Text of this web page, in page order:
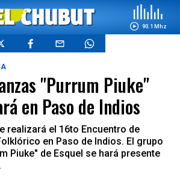
90.1 Mhz
"Purrum Piuke"
en Paso de Indios
realizará el 16to Encuentro de
en Paso de Indios. El grupo
Piuke" de Esquel se hará presente